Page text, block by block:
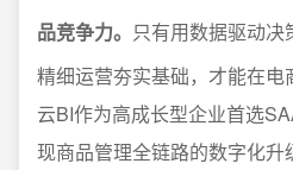
品竞争力。 只有用数据驱动
精细运营夯实基础，才能在
云BI作为高成长型企业首选
现商品管理全链路的数字化